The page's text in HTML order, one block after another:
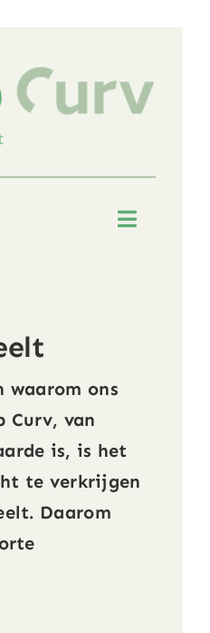
Toggle
waarom ons
Curv, van
is, is het
te verkrijgen
Daarom